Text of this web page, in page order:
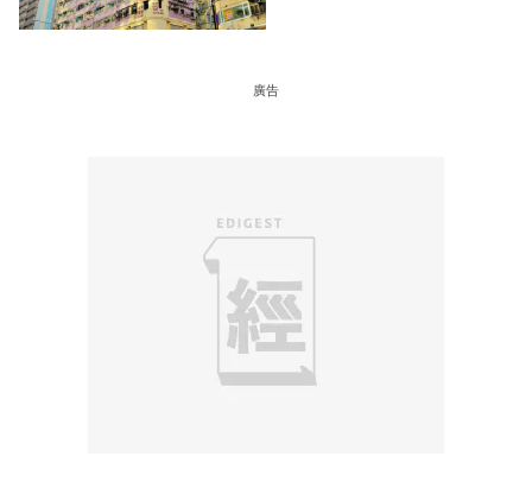
廣告